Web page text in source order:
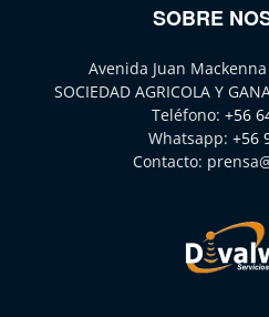
SOBRE
Avenida Juan
SOCIEDAD AGRICOLA Y
Teléfono: +56
Whatsapp: +56
Contacto: